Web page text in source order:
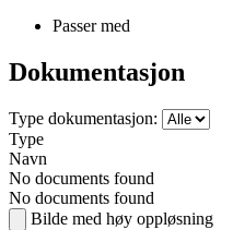
Passer med
Dokumentasjon
Type dokumentasjon:
Type
Navn
No documents found
No documents found
Bilde med høy oppløsning